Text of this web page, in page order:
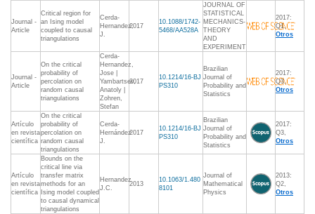
Journal -
Article
Critical region for
an Ising model
coupled to causal
triangulations
Cerda-
Hernandez,
J.
2017
10.1088/1742-
5468/AA528A
JOURNAL OF
STATISTICAL
MECHANICS-
THEORY
AND
EXPERIMENT
2017:
Q1,
Otros
Journal -
Article
On the critical
probability of
percolation on
random causal
triangulations
Cerda-
Hernandez,
Jose |
Yambartsev,
Anatoly |
Zohren,
Stefan
2017
10.1214/16-BJ
PS310
Brazilian
Journal of
Probability and
Statistics
2017:
Q3,
Otros
Artículo
en revista
científica
On the critical
probability of
percolation on
random causal
triangulations
Cerda-
Hernández
J.
2017
10.1214/16-BJ
PS310
Brazilian
Journal of
Probability and
Statistics
2017:
Q3,
Otros
Artículo
en revista
científica
Bounds on the
critical line via
transfer matrix
methods for an
Ising model coupled
to causal dynamical
triangulations
Hernandez
J.C.
2013
10.1063/1.480
8101
Journal of
Mathematical
Physics
2013:
Q2,
Otros